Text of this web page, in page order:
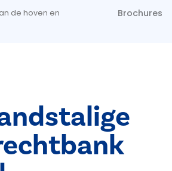
gaan
de hoven en
Brochures